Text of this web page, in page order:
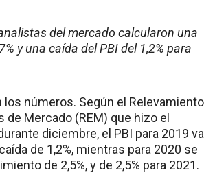
del mercado calcularon una
y una caída del PBI del 1,2% para
los números. Según el Relevamiento
de Mercado (REM) que hizo el
diciembre, el PBI para 2019 va
de 1,2%, mientras para 2020 se
de 2,5%, y de 2,5% para 2021.